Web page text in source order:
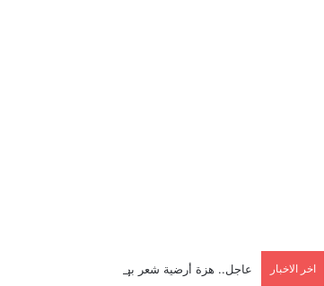
اخر الاخبار عاجل.. هزة أرضية شعر بها سكان إسطنبول